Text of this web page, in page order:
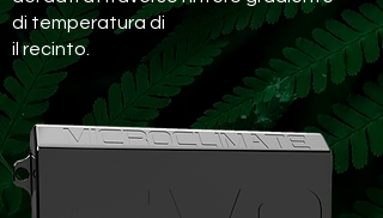
di temperatura di
il recinto.